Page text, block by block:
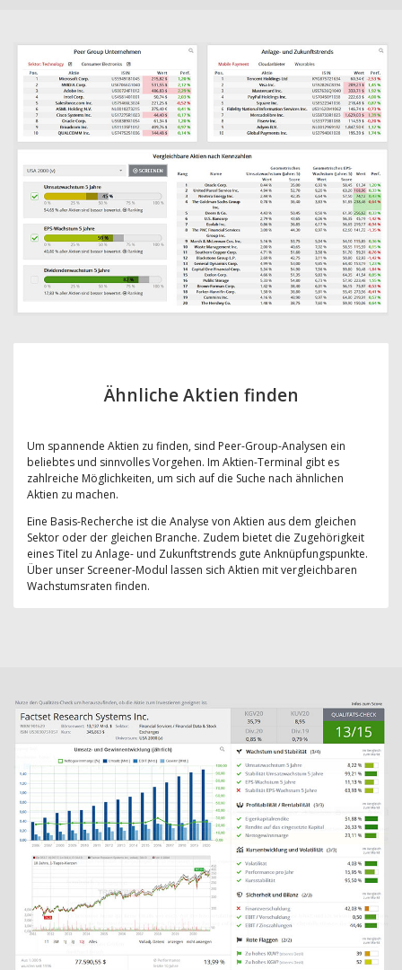
Ähnliche Aktien finden
Um spannende Aktien zu finden, sind Peer-Group-Analysen ein
beliebtes und sinnvolles Vorgehen. Im Aktien-Terminal gibt es
zahlreiche Möglichkeiten, um sich auf die Suche nach ähnlichen
Aktien zu machen.
Eine Basis-Recherche ist die Analyse von Aktien aus dem gleichen
Sektor oder der gleichen Branche. Zudem bietet die Zugehörigkeit
eines Titel zu Anlage- und Zukunftstrends gute Anknüpfungspunkte.
Über unser Screener-Modul lassen sich Aktien mit vergleichbaren
Wachstumsraten finden.